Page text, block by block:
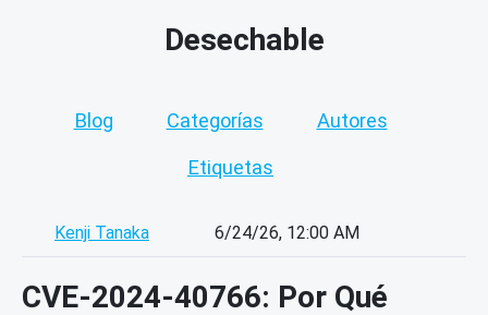
Desechable
Blog Categorías Autores
Etiquetas
Kenji Tanaka 6/24/26, 12:00 AM
CVE-2024-40766: Por Qué